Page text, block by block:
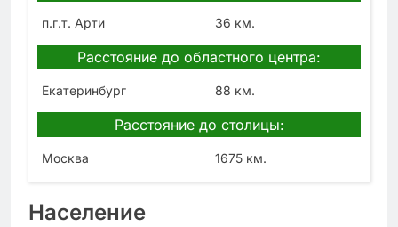
п.г.т. Арти 36 км.
Расстояние до областного центра:
Екатеринбург 88 км.
Расстояние до столицы:
Москва 1675 км.
Население